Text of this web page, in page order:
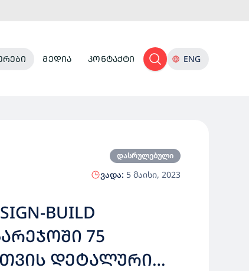
ᲛᲔᲓᲘᲐ ᲙᲝᲜᲢᲐᲥᲢᲘ ENG
დასრულებული
ვადა: 5 მაისი, 2023
BUILD
ᲓᲔᲢᲐᲚᲣᲠᲘ